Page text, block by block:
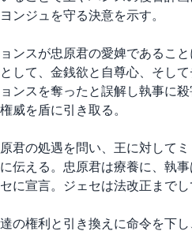
ンジュを守る決意を示す。
ンスが忠原君の愛婢であるこ
して、金銭欲と自尊心、そし
ンスを奪ったと誤解し執事に
威を盾に引き取る。
君の処遇を問い、王に対して
伝える。忠原君は療養に、執
に宣言。ジェセは法改正まで
の権利と引き換えに命令を下